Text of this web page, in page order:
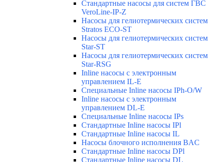
Стандартные насосы для систем ГВС
VeroLine-IP-Z
Насосы для гелиотермических систем
Stratos ECO-ST
Насосы для гелиотермических систем
Star-ST
Насосы для гелиотермических систем
Star-RSG
Inline насосы с электронным
управлением IL-E
Специальные Inline насосы IPh-O/W
Inline насосы с электронным
управлением DL-E
Специальные Inline насосы IPs
Стандартные Inline насосы IPl
Стандартные Inline насосы IL
Насосы блочного исполнения BAC
Стандартные Inline насосы DPl
Стандартные Inline насосы DL